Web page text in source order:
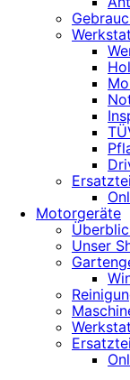
Motorgeräte
Unser